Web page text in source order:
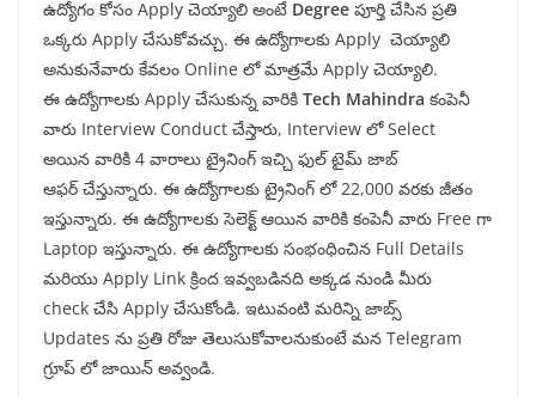
ఉద్యోగం కోసం Apply చెయ్యాలి అంటే Degree పూర్తి చేసిన ప్రతి
ఒక్కరు Apply చేసుకోవచ్చు. ఈ ఉద్యోగాలకు Apply చెయ్యాలి
అనుకునేవారు కేవలం Online లో మాత్రమే Apply చెయ్యాలి.
ఈ ఉద్యోగాలకు Apply చేసుకున్న వారికి Tech Mahindra కంపెనీ
వారు Interview Conduct చేస్తారు, Interview లో Select
అయిన వారికి 4 వారాలు ట్రైనింగ్ ఇచ్చి ఫుల్ టైమ్ జాబ్
ఆఫర్ చేస్తున్నారు. ఈ ఉద్యోగాలకు ట్రైనింగ్ లో 22,000 వరకు జీతం
ఇస్తున్నారు. ఈ ఉద్యోగాలకు సెలెక్ట్ ఆయిన వారికి కంపెనీ వారు Free గా
Laptop ఇస్తున్నారు. ఈ ఉద్యోగాలకు సంభంధించిన Full Details
మరియు Apply Link క్రింద ఇవ్వబడినది అక్కడ నుండి మీరు
check చేసి Apply చేసుకోండి. ఇటువంటి మరిన్ని జాబ్స్
Updates ను ప్రతి రోజు తెలుసుకోవాలనుకుంటే మన Telegram
గ్రూప్ లో జాయిన్ అవ్వండి.